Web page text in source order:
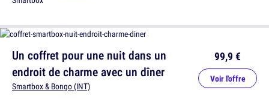
Un coffret pour une nuit dans un
endroit de charme avec un dîner
Smartbox & Bongo (INT)
99,9 €
Voir l'offre